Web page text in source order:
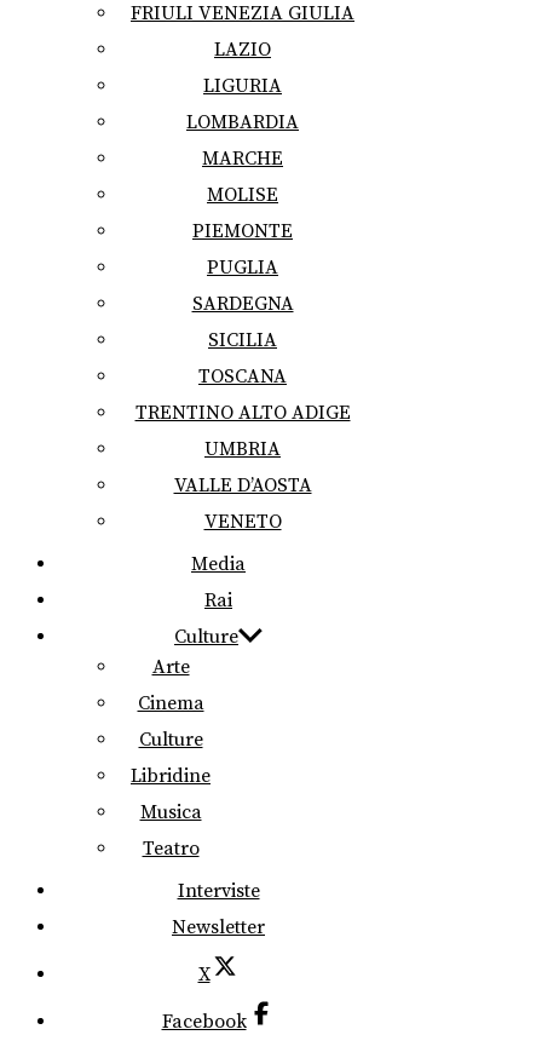
FRIULI VENEZIA GIULIA
LAZIO
LIGURIA
LOMBARDIA
MARCHE
MOLISE
PIEMONTE
PUGLIA
SARDEGNA
SICILIA
TOSCANA
TRENTINO ALTO ADIGE
UMBRIA
VALLE D’AOSTA
VENETO
Media
Rai
Culture
Arte
Cinema
Culture
Libridine
Musica
Teatro
Interviste
Newsletter
X
Facebook